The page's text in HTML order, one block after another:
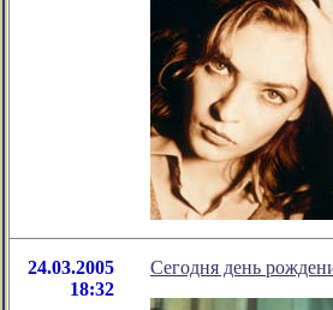
24.03.2005
18:32
Сегодня день